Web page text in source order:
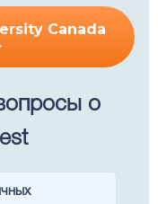
Canada
о